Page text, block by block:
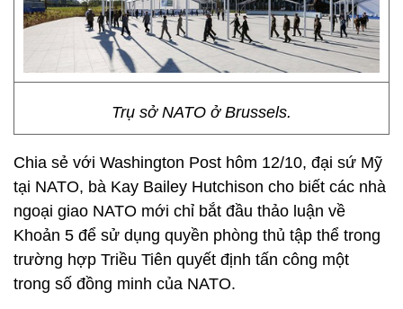
Trụ sở NATO ở Brussels.
Chia sẻ với Washington Post hôm 12/10, đại sứ Mỹ
tại NATO, bà Kay Bailey Hutchison cho biết các nhà
ngoại giao NATO mới chỉ bắt đầu thảo luận về
Khoản 5 để sử dụng quyền phòng thủ tập thể trong
trường hợp Triều Tiên quyết định tấn công một
trong số đồng minh của NATO.